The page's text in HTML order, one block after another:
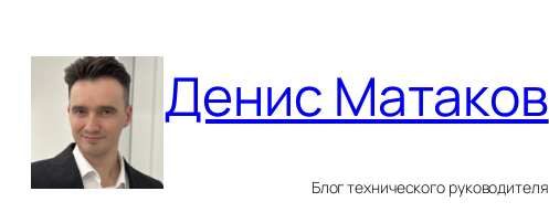
содержимому Денис Матаков
Блог технического руководителя